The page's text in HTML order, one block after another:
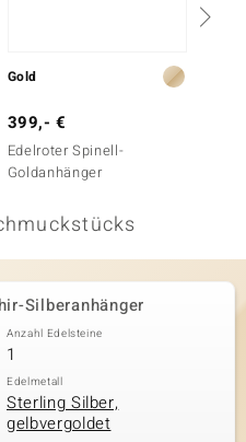
Gold
399,- €
Edelroter Spinell-
Goldanhänger
Silberanhänger
Anzahl Edelsteine
1
Edelmetall
Sterling Silber,
gelbvergoldet